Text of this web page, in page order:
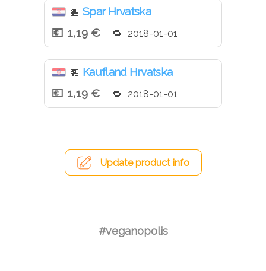
🏪 Spar Hrvatska
1,19 €
2018-01-01
🏪 Kaufland Hrvatska
1,19 €
2018-01-01
Update product info
#veganopolis